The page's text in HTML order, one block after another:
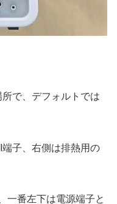
で、デフォルトでは
子、右側は排熱用の
一番左下は電源端子と